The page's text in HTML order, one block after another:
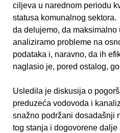
cilјeva u narednom periodu
statusa komunalnog
da delujemo, da maksimalno
analiziramo probleme na
podataka i, naravno, da ih
naglasio je, pored ostalog,
Usledila je diskusija o
preduzeća vodovoda i
snažno podržani dosadašnji
tog stanja i dogovorene